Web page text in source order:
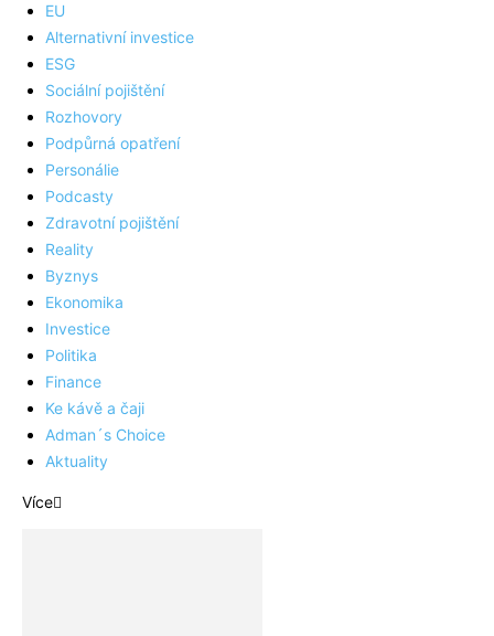
EU
Alternativní investice
ESG
Sociální pojištění
Rozhovory
Podpůrná opatření
Personálie
Podcasty
Zdravotní pojištění
Reality
Byznys
Ekonomika
Investice
Politika
Finance
Ke kávě a čaji
Adman´s Choice
Aktuality
Více